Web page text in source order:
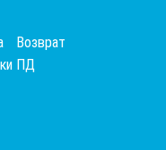
Возврат
ПД